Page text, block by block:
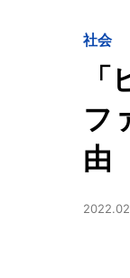
社会
フ
由